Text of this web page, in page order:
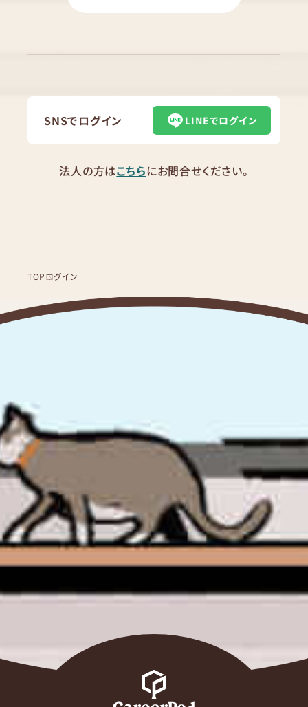
SNSでログイン LINEでログイン
法人の方はこちらにお問合せください。
TOPログイン